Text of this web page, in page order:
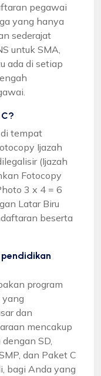
pegawai
yang hanya
sederajat
untuk SMA,
ada di setiap
tempat
Ijazah
(Ijazah
Fotocopy
3 x 4 = 6
Latar Biru
beserta
program
dan
mencakup
SD,
dan Paket C
bagi Anda yang